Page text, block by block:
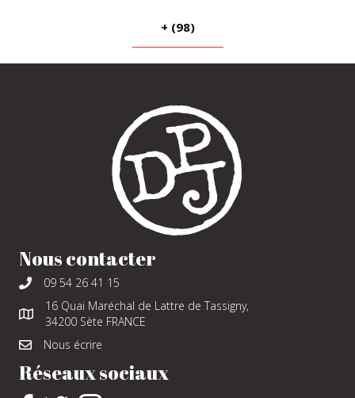
+ (98)
Nous contacter
09 54 26 41 15
16 Quai Maréchal de Lattre de Tassigny,
34200 Sète FRANCE
Nous écrire
Réseaux sociaux